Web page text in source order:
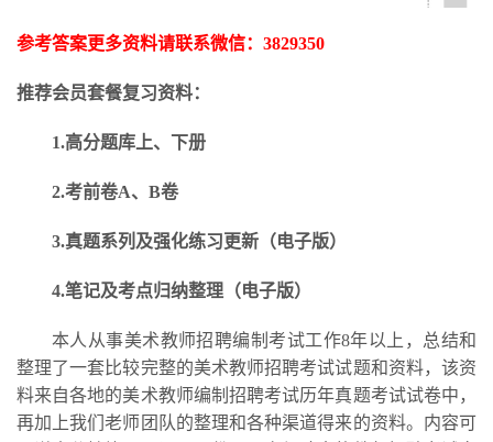
参考答案更多资料请联系微信： 3829350
推荐会员套餐复习资料：
1.高分题库上、下册
2.考前卷A、B卷
3.真题系列及强化练习更新 （电子版）
4.笔记及考点归纳整理（电子版）
本人从事美术教师招聘编制考试工作8年以上，总结和
整理了一套比较完整的美术教师招聘考试试题和资料，该资
料来自各地的美术教师编制招聘考试历年真题考试试卷中，
再加上我们老师团队的整理和各种渠道得来的资料。内容可